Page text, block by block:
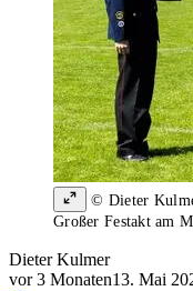
© Dieter
Großer Festakt am
Dieter Kulmer
vor 3 Monaten13. Mai